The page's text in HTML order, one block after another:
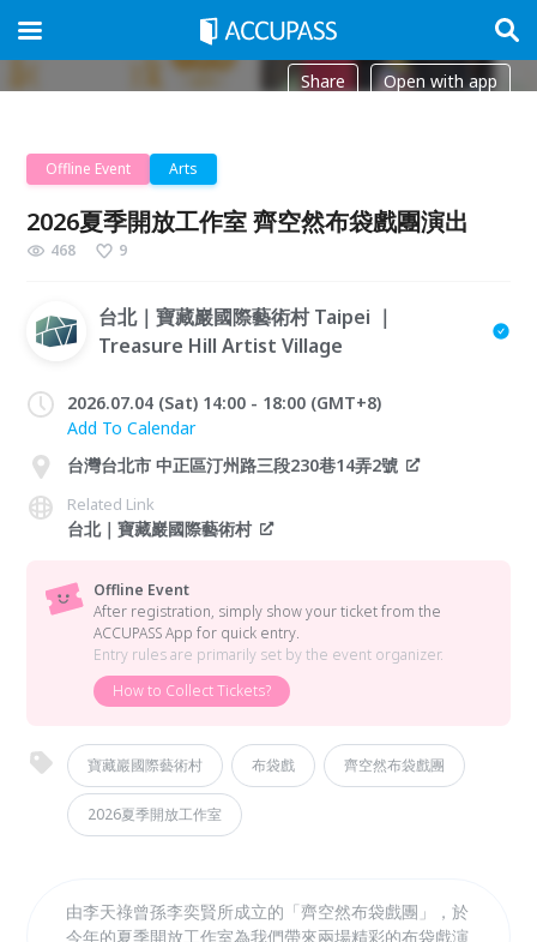
Share Open with app
Offline Event Arts
2026夏季開放工作室 齊空然布袋戲團演出
468 9
台北｜寶藏巖國際藝術村 Taipei ｜
Treasure Hill Artist Village
2026.07.04 (Sat) 14:00 - 18:00 (GMT+8)
Add To Calendar
台灣台北市 中正區汀州路三段230巷14弄2號
Related Link
台北｜寶藏巖國際藝術村
Offline Event
After registration, simply show your ticket from the
ACCUPASS App for quick entry.
Entry rules are primarily set by the event organizer.
How to Collect Tickets?
寶藏巖國際藝術村 布袋戲 齊空然布袋戲團
2026夏季開放工作室
由李天祿曾孫李奕賢所成立的「齊空然布袋戲團」，於
今年的夏季開放工作室為我們帶來兩場精彩的布袋戲演